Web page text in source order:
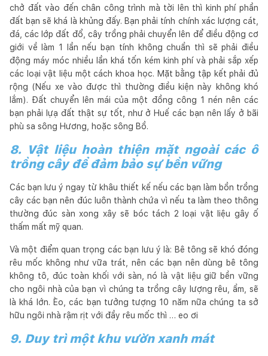
chở đất vào đến chân công trình mà tời lên thì kinh phí phần
đất bạn sẽ khá là khủng đấy. Bạn phải tính chính xác lượng cát,
đá, các lớp đất đổ, cây trồng phải chuyển lên để điều động cơ
giới về làm 1 lần nếu bạn tính không chuẩn thì sẽ phải điều
động máy móc nhiều lần khá tốn kém kinh phí và phải sắp xếp
các loại vật liệu một cách khoa học. Mặt bằng tập kết phải đủ
rộng (Nếu xe vào được thì thường điều kiện này không khó
lắm). Đất chuyển lên mái của một đồng công 1 nén nên các
bạn phải lựạ đất thật sự tốt, như ở Huế các bạn nên lấy ở bãi
phù sa sông Hương, hoặc sông Bồ.
8. Vật liệu hoàn thiện mặt ngoài các ô
trồng cây để đảm bảo sự bền vững
Các bạn lưu ý ngay từ khâu thiết kế nếu các bạn làm bồn trồng
cây các bạn nên đúc luôn thành chứa vì nếu ta làm theo thông
thường đúc sàn xong xây sẽ bóc tách 2 loại vật liệu gây ố
thấm mất mỹ quan.
Và một điểm quan trọng các bạn lưu ý là: Bê tông sẽ khó đóng
rêu mốc không như vữa trát, nên các bạn nên dùng bê tông
không tô, đúc toàn khối với sàn, nó là vật liệu giữ bền vững
cho ngôi nhà của bạn vì chúng ta trồng cây lượng rêu, ẩm, sẽ
là khá lớn. Èo, các bạn tưởng tượng 10 năm nữa chúng ta sở
hữu ngôi nhà rậm rịt với đầy rêu mốc thì … eo ơi
9. Duy trì một khu vườn xanh mát